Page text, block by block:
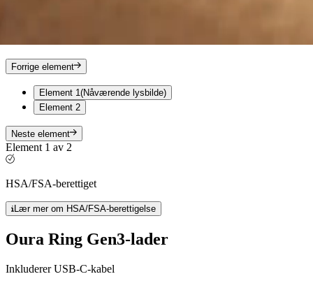
Forrige element
Element 1(Nåværende lysbilde)
Element 2
Neste element
Element 1 av 2
HSA/FSA-berettiget
Lær mer om HSA/FSA-berettigelse
Oura Ring Gen3-lader
Inkluderer USB-C-kabel